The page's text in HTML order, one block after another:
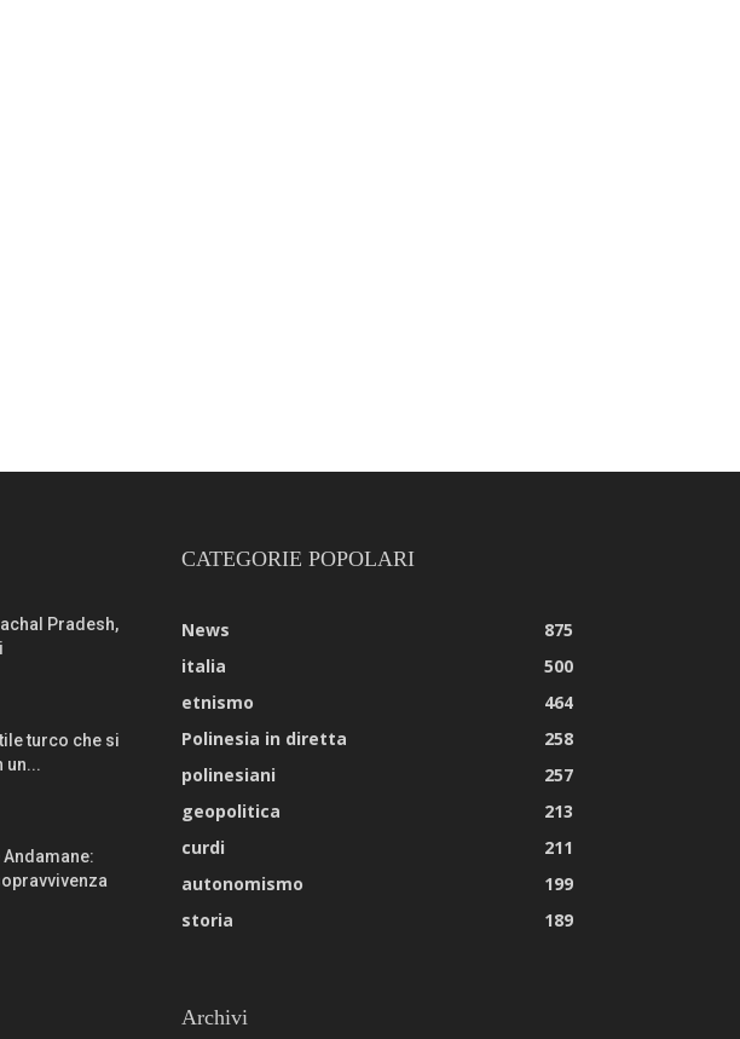
Pradesh,
turco che si
un...
Andamane:
CATEGORIE POPOLARI
News
875
italia
500
etnismo
464
Polinesia in diretta
258
polinesiani
257
geopolitica
213
curdi
211
autonomismo
199
storia
189
Archivi